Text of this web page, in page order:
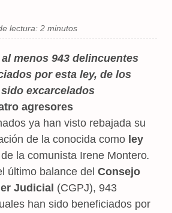
lectura: 2 minutos
menos 943 delincuentes
por esta ley, de los
excarcelados
agresores
ya han visto rebajada su
de la conocida como ley
de la comunista Irene Montero.
último balance del Consejo
Judicial (CGPJ), 943
han sido beneficiados por